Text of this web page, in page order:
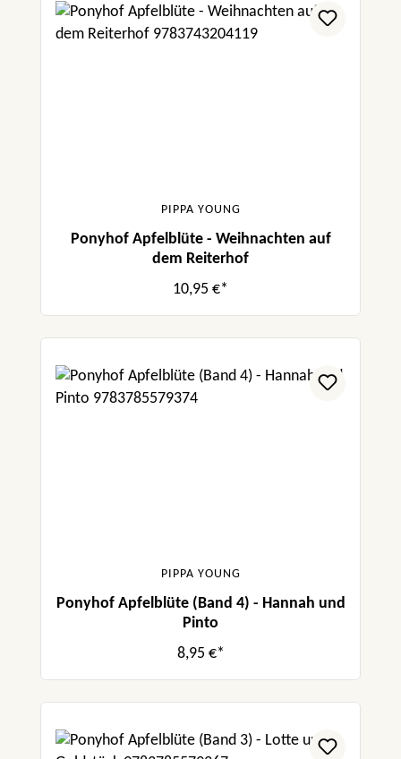
PIPPA YOUNG
Ponyhof Apfelblüte - Weihnachten auf
dem Reiterhof
10,95 €*
PIPPA YOUNG
Ponyhof Apfelblüte (Band 4) - Hannah und
Pinto
8,95 €*